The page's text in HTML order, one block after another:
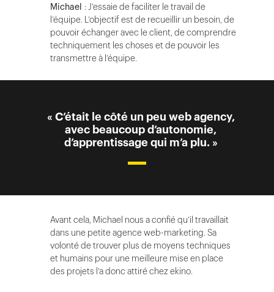
Michael : J’essaie de faciliter le travail de
l’équipe. L’objectif est de recueillir un besoin, de
pouvoir échanger avec le client, de comprendre
techniquement les choses et de pouvoir les
transmettre à l’équipe.
« C’était le côté un peu web agency,
avec beaucoup d’autonomie,
d’apprentissage qui m’a plu. »
Avant cela, Michael nous a confié qu’il travaillait
dans une petite agence web-marketing. Sa
volonté de trouver plus de moyens techniques
et humains pour une meilleure mise en place
des projets l’a donc attiré chez ekino.